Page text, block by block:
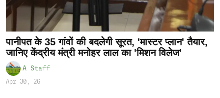
पानीपत के 35 गांवों की बदलेगी सूरत, 'मास्टर प्लान' तैयार,
जानिए केंद्रीय मंत्री मनोहर लाल का 'मिशन विलेज'
A Staff
Apr 30, 26